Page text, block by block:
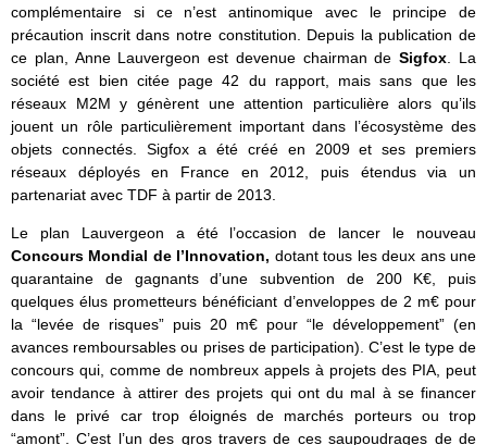
complémentaire si ce n’est antinomique avec le principe de
précaution inscrit dans notre constitution. Depuis la publication de
ce plan, Anne Lauvergeon est devenue chairman deSigfox. La
société est bien citée page 42 du rapport, mais sans que les
réseaux M2M y génèrent une attention particulière alors qu’ils
jouent un rôle particulièrement important dans l’écosystème des
objets connectés. Sigfox a été créé en 2009 et ses premiers
réseaux déployés en France en 2012, puis étendus via un
partenariat avec TDF à partir de 2013.
Le plan Lauvergeon a été l’occasion de lancer le nouveau
Concours Mondial de l’Innovation, dotant tous les deux ans une
quarantaine de gagnants d’une subvention de 200 K€, puis
quelques élus prometteurs bénéficiant d’enveloppes de 2 m€ pour
la “levée de risques” puis 20 m€ pour “le développement” (en
avances remboursables ou prises de participation). C’est le type de
concours qui, comme de nombreux appels à projets des PIA, peut
avoir tendance à attirer des projets qui ont du mal à se financer
dans le privé car trop éloignés de marchés porteurs ou trop
“amont”. C’est l’un des gros travers de ces saupoudrages de de